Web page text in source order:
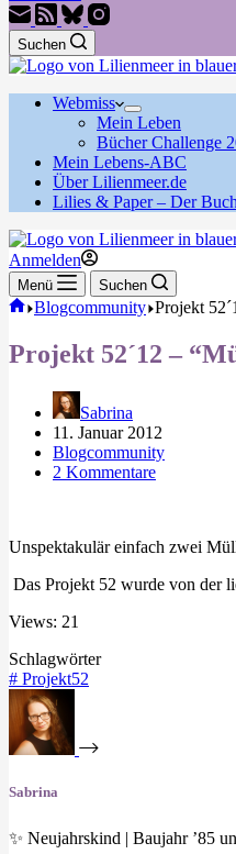
Suchen
Webmiss
Mein Leben
Bücher Challenge
Mein Lebens-ABC
Über Lilienmeer.de
Lilies & Paper – Der
Anmelden
Menü Suchen
Start
Blogcommunity Projekt
Projekt 52´12 –
Sabrina
11. Januar 2012
Blogcommunity
2 Kommentare
Unspektakulär einfach zwei
Das Projekt 52 wurde von der
Views: 21
Schlagwörter
# Projekt52
Sabrina
✨ Neujahrskind | Baujahr ’85